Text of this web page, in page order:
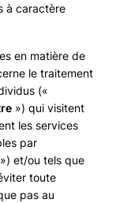
à caractère
en matière de
le traitement
(«
») qui visitent
les services
par
») et/ou tels que
toute
pas au